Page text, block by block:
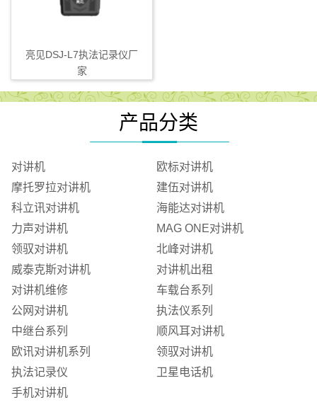
亮见DSJ-L7执法记录仪厂
家
产品分类
对讲机
欧标对讲机
摩托罗拉对讲机
建伍对讲机
科立讯对讲机
海能达对讲机
力声对讲机
MAG ONE对讲机
领驭对讲机
北峰对讲机
威泰克斯对讲机
对讲机出租
对讲机维修
车载台系列
公网对讲机
执法仪系列
中继台系列
顺风耳对讲机
欧讯对讲机系列
领驭对讲机
执法记录仪
卫星电话机
手机对讲机